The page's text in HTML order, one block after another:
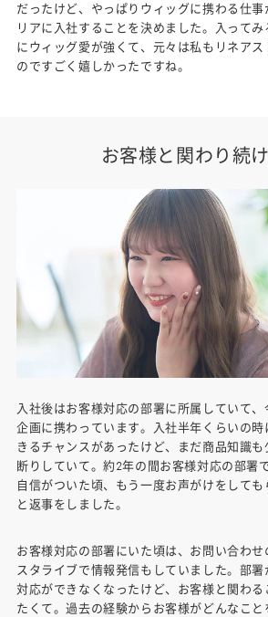
だったけど、やっぱりウィッグに携わる仕
リアに入社することを決めました。入って
にウィッグ愛が強くて、元々は私もリネア
のですごく嬉しかったですね。
お客様と関わり続
入社後はお客様対応の部署に所属していて
企画に携わっています。入社半年くらいの
きるチャンスがあったけど、まだ商品知識
断りしていて。約2年の間お客様対応の部署
自信がついた頃、もう一度お声がけをしても
と返事をしました。
お客様対応の部署にいた頃は、お問い合わせ
スタライブで情報発信もしていました。部
対応ができなくなったけど、お客様と関わ
たくて。過去の経験からお客様がどんなこ